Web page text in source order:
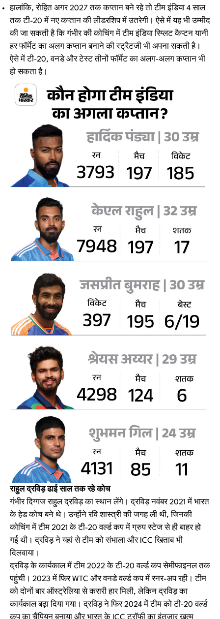
हालांकि, रोहित अगर 2027 तक कप्तान बने रहे तो टीम इंडिया 4 साल
तक टी-20 में नए कप्तान की लीडरशिप में उतरेगी। ऐसे में यह भी उम्मीद
की जा सकती है कि गंभीर की कोचिंग में टीम इंडिया स्प्लिट कैप्टन यानी
हर फॉर्मेट का अलग कप्तान बनाने की स्ट्रैटजी भी अपना सकती है।
ऐसे में टी-20, वनडे और टेस्ट तीनों फॉर्मेट का अलग-अलग कप्तान भी
हो सकता है।
राहुल द्रविड़ ढाई साल तक रहे कोच
गंभीर दिग्गज राहुल द्रविड़ का स्थान लेंगे। द्रविड़ नवंबर 2021 में भारत
के हेड कोच बने थे। उन्होंने रवि शास्त्री की जगह ली थी, जिनकी
कोचिंग में टीम 2021 के टी-20 वर्ल्ड कप में ग्रुप स्टेज से ही बाहर हो
गई थी। द्रविड़ ने यहां से टीम को संभाला और ICC खिताब भी
दिलवाया।
द्रविड़ के कार्यकाल में टीम 2022 के टी-20 वर्ल्ड कप सेमीफाइनल तक
पहुंची। 2023 में फिर WTC और वनडे वर्ल्ड कप में रनर-अप रही। टीम
को दोनों बार ऑस्ट्रेलिया से करारी हार मिली, लेकिन द्रविड़ का
कार्यकाल बढ़ा दिया गया। द्रविड़ ने फिर 2024 में टीम को टी-20 वर्ल्ड
कप का चैंपियन बनाया और भारत के ICC ट्रॉफी का इंतजार खत्म